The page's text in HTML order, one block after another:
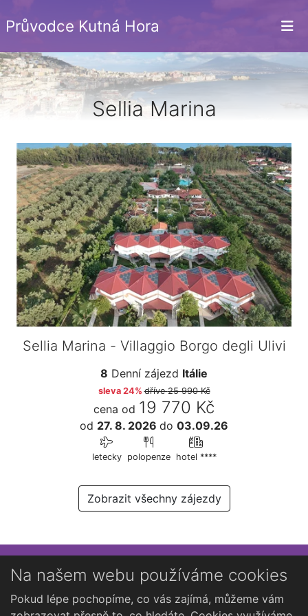
Průvodce Kutná Hora
Sellia Marina
Sellia Marina - Villaggio Borgo degli Ulivi
8 Denní zájezd Itálie
sleva 24% dříve25 990 Kč
cena od 19 770 Kč
od 27. 8. 2026 do 03.09.26
letecky polopenze hotel ****
Zobrazit všechny zájezdy
Přihlaste se k newsletteru
Chcete dostávat občasné novinky o Kutné Hoře?
Na našem webu používáme cookies
Pokud lépe pochopíme, co vás zajímá, můžeme vám